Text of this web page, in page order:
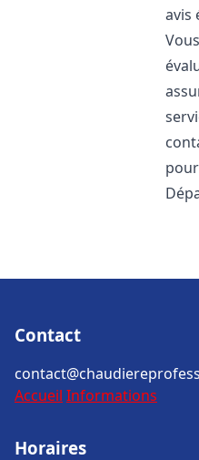
avis
Contact
Accueil Informations
Horaires